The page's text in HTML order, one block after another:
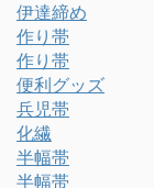
伊達締め
作り帯
作り帯
便利グッズ
兵児帯
化繊
半幅帯
半幅帯